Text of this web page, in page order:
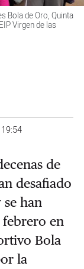
Bola de Oro, Quinta
Virgen de las
de
desafiado
han
febrero en
Bola
la